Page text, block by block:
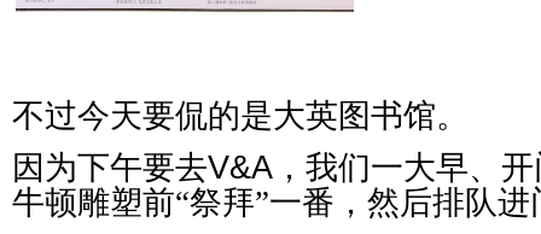
不过今天要侃的是大英图书馆。
因为下午要去V&A ，我们一大早、
牛顿雕塑前“祭拜”一番，然后排队进